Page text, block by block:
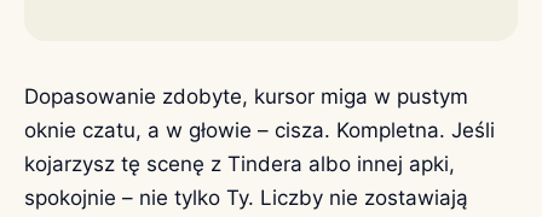
Dopasowanie zdobyte, kursor miga w pustym
oknie czatu, a w głowie – cisza. Kompletna. Jeśli
kojarzysz tę scenę z Tindera albo innej apki,
spokojnie – nie tylko Ty. Liczby nie zostawiają